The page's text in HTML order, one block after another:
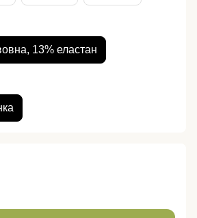
13% еластан